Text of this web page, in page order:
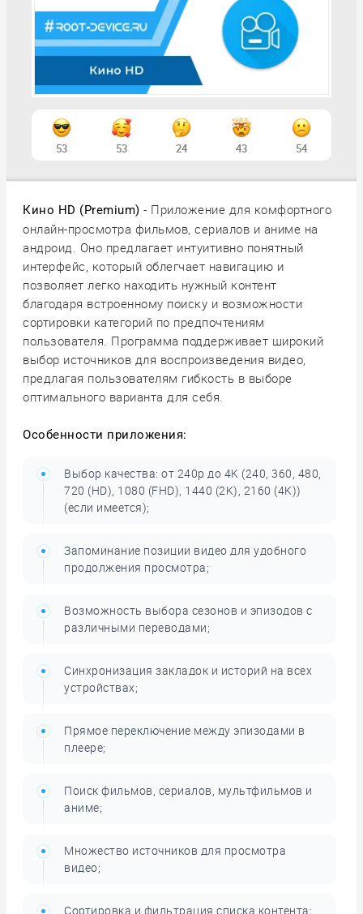
53 53 24 43 54
Кино HD (Premium) - Приложение для комфортного
онлайн-просмотра фильмов, сериалов и аниме на
андроид. Оно предлагает интуитивно понятный
интерфейс, который облегчает навигацию и
позволяет легко находить нужный контент
благодаря встроенному поиску и возможности
сортировки категорий по предпочтениям
пользователя. Программа поддерживает широкий
выбор источников для воспроизведения видео,
предлагая пользователям гибкость в выборе
оптимального варианта для себя.
Особенности приложения:
Выбор качества: от 240p до 4K (240, 360, 480,
720 (HD), 1080 (FHD), 1440 (2K), 2160 (4K))
(если имеется);
Запоминание позиции видео для удобного
продолжения просмотра;
Возможность выбора сезонов и эпизодов с
различными переводами;
Синхронизация закладок и историй на всех
устройствах;
Прямое переключение между эпизодами в
плеере;
Поиск фильмов, сериалов, мультфильмов и
аниме;
Множество источников для просмотра
видео;
Сортировка и фильтрация списка контента;